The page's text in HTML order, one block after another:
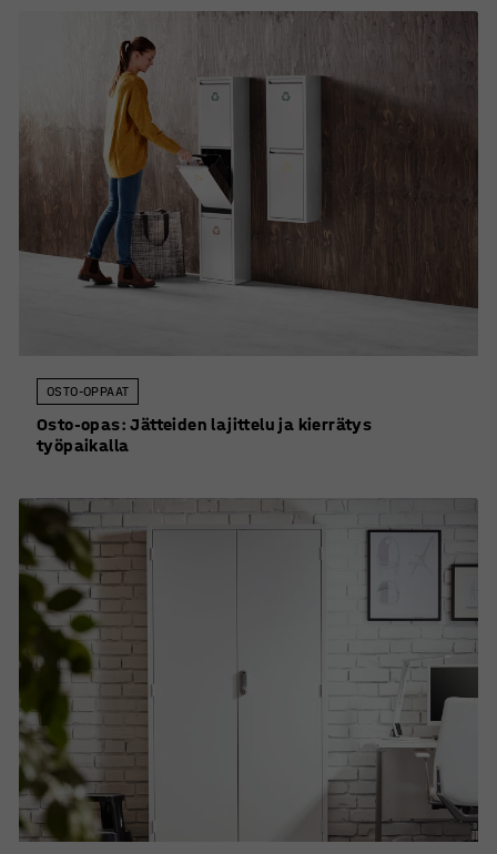
OSTO-OPPAAT
Osto-opas: Jätteiden lajittelu ja kierrätys
työpaikalla